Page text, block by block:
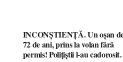
INCONȘTIENȚĂ. Un oșan
72 de ani, prins la volan fără
permis! Polițiștii l-au cadorosit